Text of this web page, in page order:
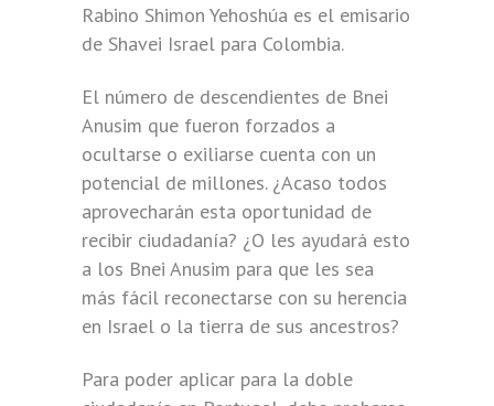
Rabino Shimon Yehoshúa es el emisario
de Shavei Israel para Colombia.
El número de descendientes de Bnei
Anusim que fueron forzados a
ocultarse o exiliarse cuenta con un
potencial de millones. ¿Acaso todos
aprovecharán esta oportunidad de
recibir ciudadanía? ¿O les ayudará esto
a los Bnei Anusim para que les sea
más fácil reconectarse con su herencia
en Israel o la tierra de sus ancestros?
Para poder aplicar para la doble